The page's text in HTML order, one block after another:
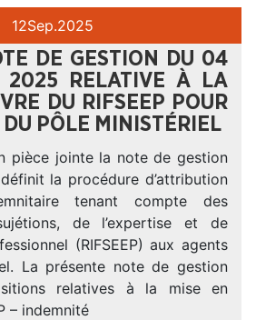
12Sep.2025
DE GESTION DU 04
2025 RELATIVE À LA
DU RIFSEEP POUR
DU PÔLE MINISTÉRIEL
pièce jointe la note de gestion
la procédure d’attribution
tenant compte des
de l’expertise et de
(RIFSEEP) aux agents
La présente note de gestion
relatives à la mise en
– indemnité